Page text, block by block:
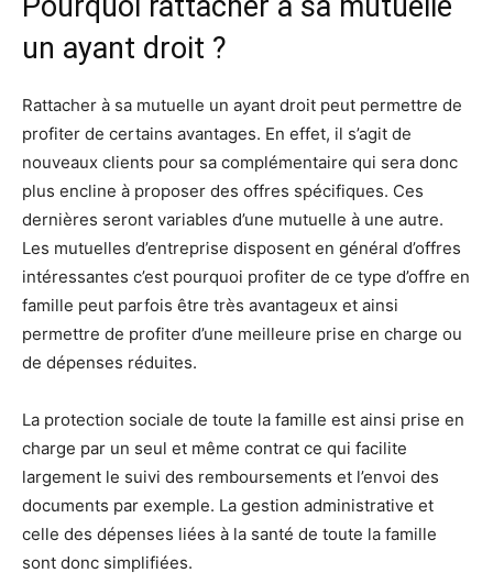
un ayant droit ?
Rattacher à sa mutuelle un ayant droit peut permettre de
profiter de certains avantages. En effet, il s’agit de
nouveaux clients pour sa complémentaire qui sera donc
plus encline à proposer des offres spécifiques. Ces
dernières seront variables d’une mutuelle à une autre.
Les mutuelles d’entreprise disposent en général d’offres
intéressantes c’est pourquoi profiter de ce type d’offre en
famille peut parfois être très avantageux et ainsi
permettre de profiter d’une meilleure prise en charge ou
de dépenses réduites.
La protection sociale de toute la famille est ainsi prise en
charge par un seul et même contrat ce qui facilite
largement le suivi des remboursements et l’envoi des
documents par exemple. La gestion administrative et
celle des dépenses liées à la santé de toute la famille
sont donc simplifiées.